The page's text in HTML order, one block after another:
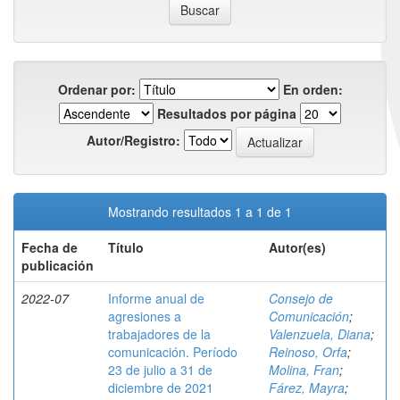
Ordenar por:
En orden:
Resultados por página
Autor/Registro:
Mostrando resultados 1 a 1 de 1
Fecha de
publicación
Título Autor(es)
2022-07
Informe anual de
agresiones a
trabajadores de la
comunicación. Período
23 de julio a 31 de
diciembre de 2021
Consejo de
Comunicación;
Valenzuela, Diana;
Reinoso, Orfa;
Molina, Fran;
Fárez, Mayra;